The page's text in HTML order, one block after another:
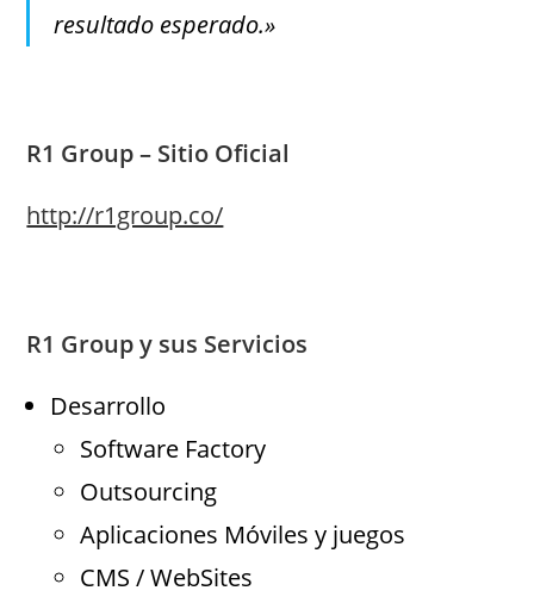
resultado esperado.»
R1 Group – Sitio Oficial
http://r1group.co/
R1 Group y sus Servicios
Desarrollo
Software Factory
Outsourcing
Aplicaciones Móviles y juegos
CMS / WebSites